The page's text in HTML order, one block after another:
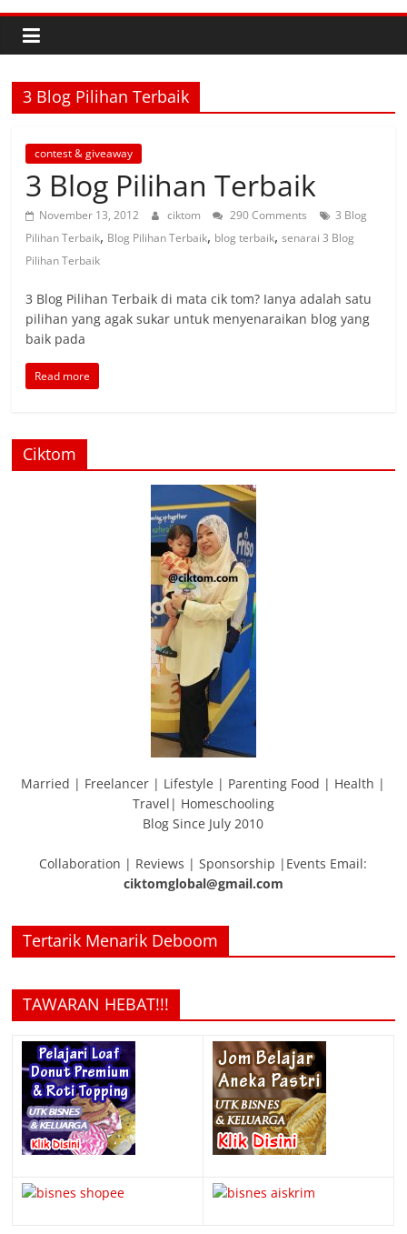
3 Blog Pilihan Terbaik
contest & giveaway
3 Blog Pilihan Terbaik
November 13, 2012 ciktom 290 Comments
3 Blog
Pilihan Terbaik, Blog Pilihan Terbaik, blog terbaik,senarai 3 Blog
Pilihan Terbaik
3 Blog Pilihan Terbaik di mata cik tom? Ianya adalah satu
pilihan yang agak sukar untuk menyenaraikan blog yang
baik pada
Read more
Ciktom
Married | Freelancer | Lifestyle | Parenting Food | Health |
Travel| Homeschooling
Blog Since July 2010
Collaboration | Reviews | Sponsorship |Events Email:
ciktomglobal@gmail.com
Tertarik Menarik Deboom
TAWARAN HEBAT!!!